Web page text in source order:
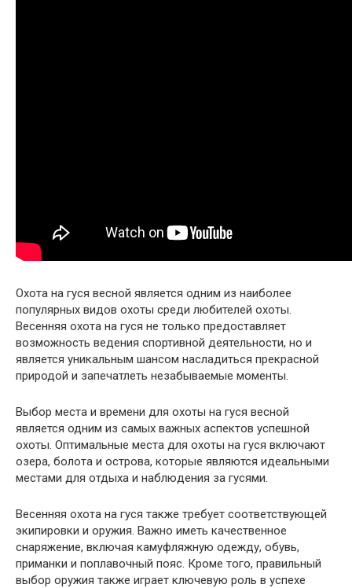
Охота на гуся весной является одним из наиболее
популярных видов охоты среди любителей охоты.
Весенняя охота на гуся не только предоставляет
возможность ведения спортивной деятельности, но и
является уникальным шансом насладиться прекрасной
природой и запечатлеть незабываемые моменты.
Выбор места и времени для охоты на гуся весной
является одним из самых важных аспектов успешной
охоты. Оптимальные места для охоты на гуся включают
озера, болота и острова, которые являются идеальными
местами для отдыха и наблюдения за гусями.
Весенняя охота на гуся также требует соответствующей
экипировки и оружия. Важно иметь качественное
снаряжение, включая камуфляжную одежду, обувь,
приманки и поплавочный пояс. Кроме того, правильный
выбор оружия также играет ключевую роль в успехе